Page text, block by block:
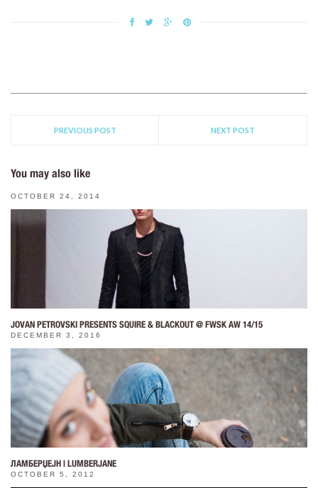
PREVIOUS POST NEXT POST
You may also like
OCTOBER 24, 2014
JOVAN PETROVSKI PRESENTS SQUIRE & BLACKOUT @ FWSK AW 14/15
DECEMBER 3, 2016
ЛАМБЕРЏЕЈН | LUMBERJANE
OCTOBER 5, 2012